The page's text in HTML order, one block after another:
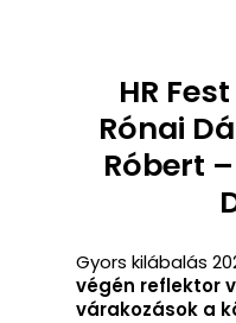
HR
Rónai
Róbert
Gyors kilábalás
végén reflektor
várakozások a